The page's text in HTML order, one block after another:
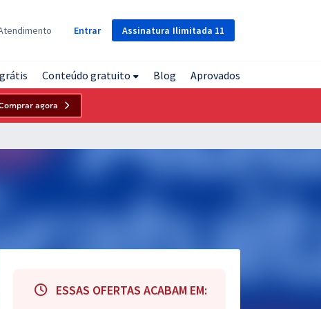
Assinatura Ilimitada 11
Entrar
Conteúdo gratuito Blog Aprovados
agora
ESSAS OFERTAS ACABAM EM: